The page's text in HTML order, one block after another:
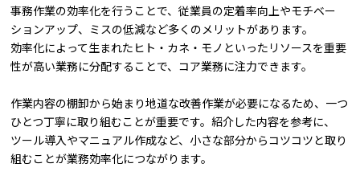
事務作業の効率化を行うことで、従業員の定着率向上やモチベー
ションアップ、ミスの低減など多くのメリットがあります。
効率化によって生まれたヒト・カネ・モノといったリソースを重要
性が高い業務に分配することで、コア業務に注力できます。
作業内容の棚卸から始まり地道な改善作業が必要になるため、一つ
ひとつ丁寧に取り組むことが重要です。紹介した内容を参考に、
ツール導入やマニュアル作成など、小さな部分からコツコツと取り
組むことが業務効率化につながります。